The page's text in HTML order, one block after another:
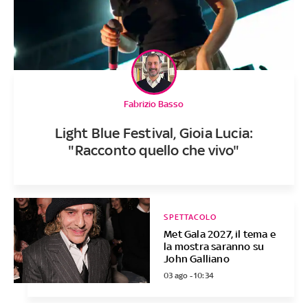
Light Blue Festival, Gioia Lucia:
"Racconto quello che vivo"
Fabrizio Basso
Met Gala 2027, il tema e
la mostra saranno su
John Galliano
SPETTACOLO
03 ago - 10:34